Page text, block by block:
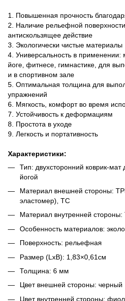
1. Повышенная прочность
2. Наличие рельефной
антискользящее действие
3. Экологически чистые материалы
4. Универсальность в применении:
йоге, фитнесе, гимнастике, для
и в спортивном зале
5. Оптимальная толщина для
упражнений
6. Мягкость, комфорт во время
7. Устойчивость к деформациям
8. Простота в уходе
9. Легкость и портативность
Характеристики:
Тип: двухсторонний коврик-
йогой
Материал внешней стороны:
эластомер), TC
Материал внутренней стороны:
Особенность материалов:
Поверхность: рельефная
Размер (LxB): 1,83×0,61см
Толщина: 6 мм
Цвет внешней стороны: черный
Цвет внутренней стороны: